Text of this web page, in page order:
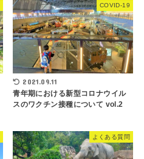
COVID-19
2021.09.11
青年期における新型コロナウイル
スのワクチン接種について vol.2
よくある質問